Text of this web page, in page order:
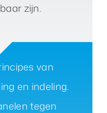
zijn.
van
en indeling.
tegen